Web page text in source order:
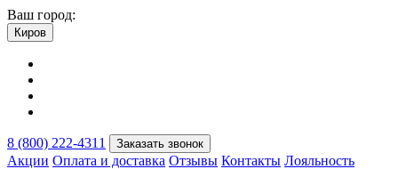
Ваш город:
Киров
8 (800) 222-4311 Заказать звонок
Акции Оплата и доставка Отзывы Контакты Лояльность